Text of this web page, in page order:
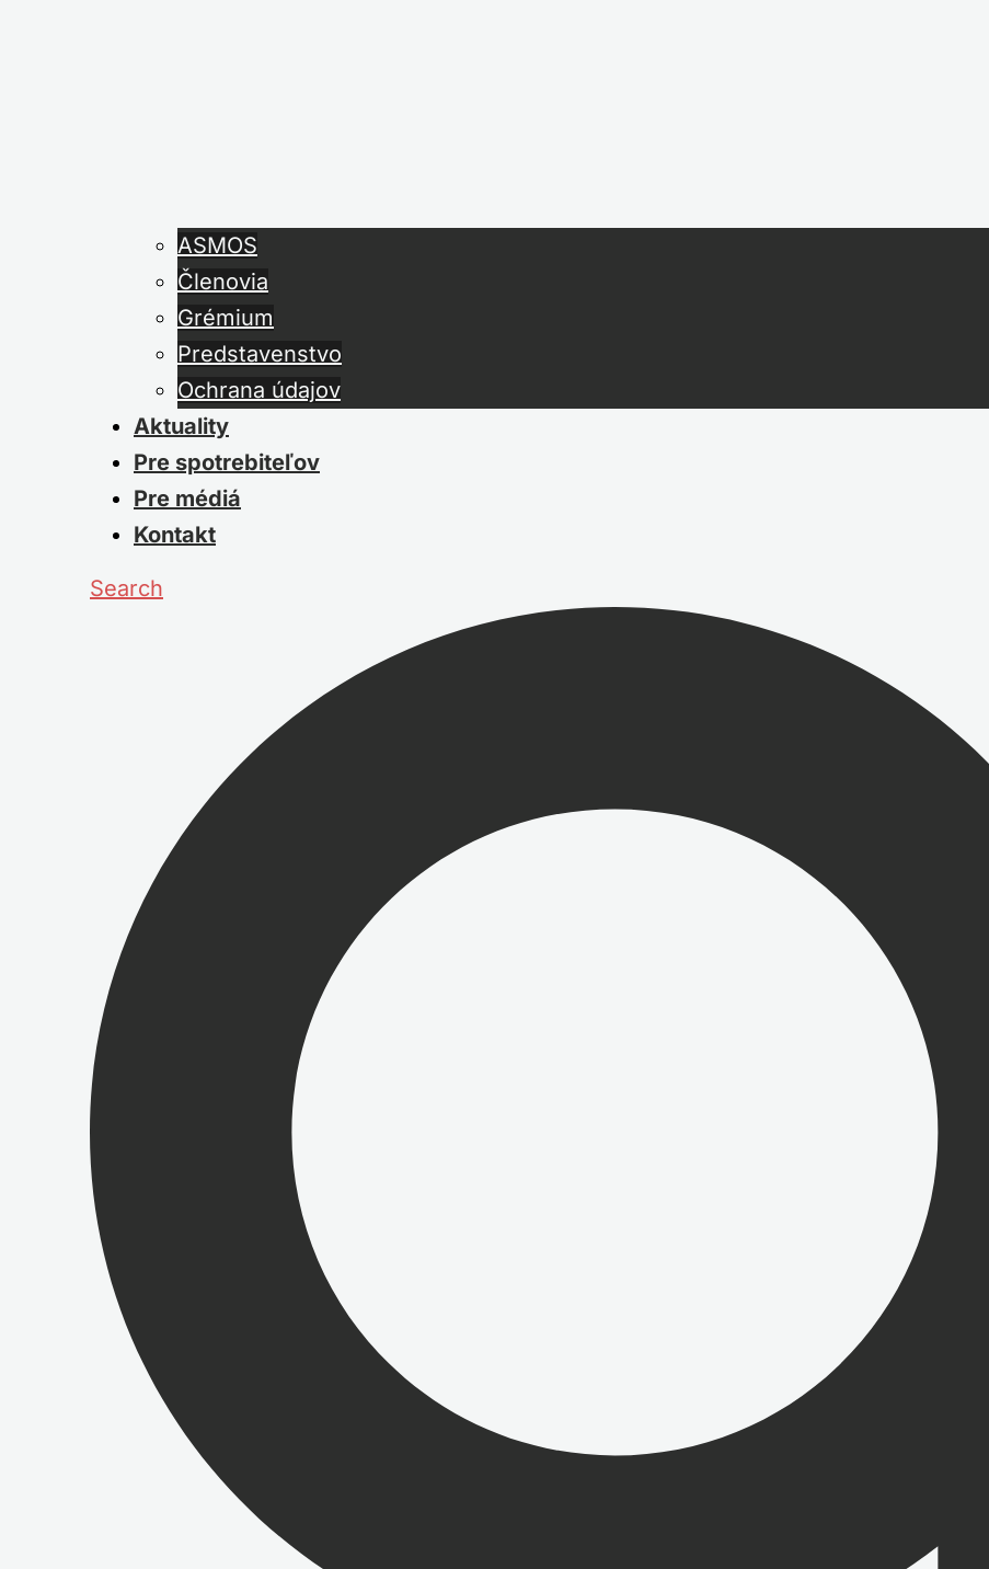
ASMOS
Členovia
Grémium
Predstavenstvo
Ochrana údajov
Aktuality
Pre spotrebiteľov
Pre médiá
Kontakt
Search